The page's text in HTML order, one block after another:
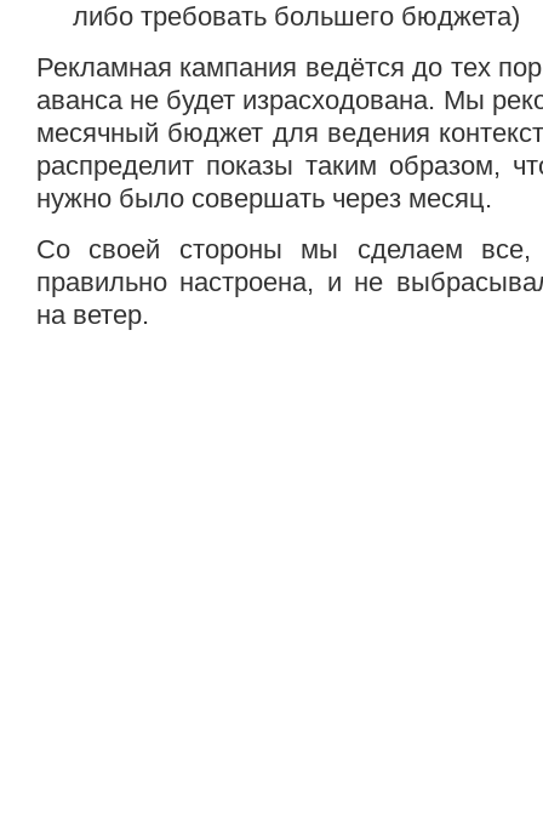
либо требовать большего бюджета)
Рекламная кампания ведётся до тех
аванса не будет израсходована. Мы
месячный бюджет для ведения
распределит показы таким образом,
нужно было совершать через месяц.
Со своей стороны мы сделаем
правильно настроена, и не
на ветер.